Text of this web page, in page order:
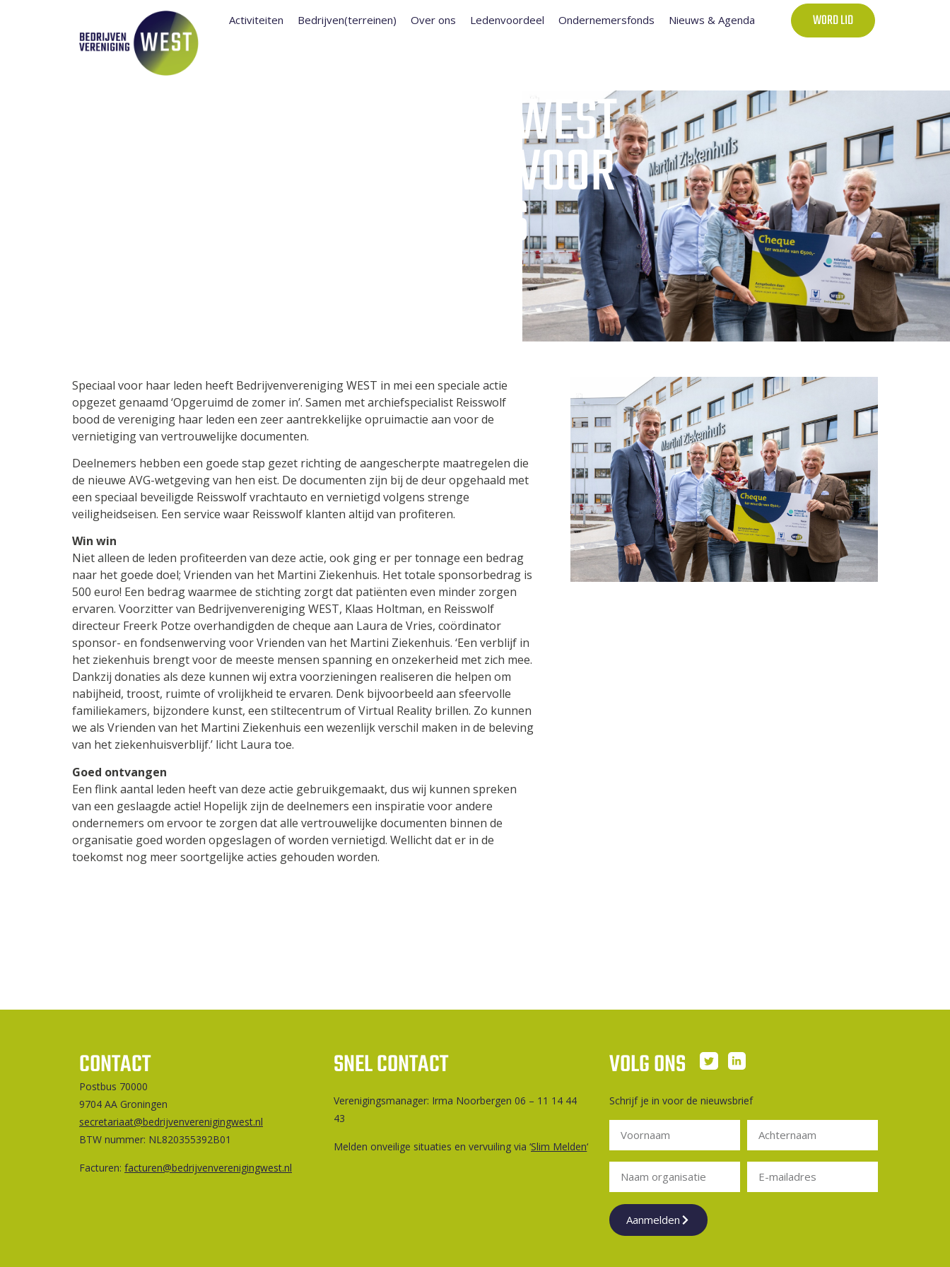
Activiteiten Bedrijven(terreinen) Over ons Ledenvoordeel Ondernemersfonds Nieuws & Agenda WORD LID
BEDRIJVENVERENIGING WEST
EN REISSWOLF IN ACTIE VOOR
HET MARTINIZIEKENHUIS
Speciaal voor haar leden heeft Bedrijvenvereniging WEST in mei een speciale actie
opgezet genaamd ‘Opgeruimd de zomer in’. Samen met archiefspecialist Reisswolf
bood de vereniging haar leden een zeer aantrekkelijke opruimactie aan voor de
vernietiging van vertrouwelijke documenten.
Deelnemers hebben een goede stap gezet richting de aangescherpte maatregelen die
de nieuwe AVG-wetgeving van hen eist. De documenten zijn bij de deur opgehaald met
een speciaal beveiligde Reisswolf vrachtauto en vernietigd volgens strenge
veiligheidseisen. Een service waar Reisswolf klanten altijd van profiteren.
Win win
Niet alleen de leden profiteerden van deze actie, ook ging er per tonnage een bedrag
naar het goede doel; Vrienden van het Martini Ziekenhuis. Het totale sponsorbedrag is
500 euro! Een bedrag waarmee de stichting zorgt dat patiënten even minder zorgen
ervaren. Voorzitter van Bedrijvenvereniging WEST, Klaas Holtman, en Reisswolf
directeur Freerk Potze overhandigden de cheque aan Laura de Vries, coördinator
sponsor- en fondsenwerving voor Vrienden van het Martini Ziekenhuis. ‘Een verblijf in
het ziekenhuis brengt voor de meeste mensen spanning en onzekerheid met zich mee.
Dankzij donaties als deze kunnen wij extra voorzieningen realiseren die helpen om
nabijheid, troost, ruimte of vrolijkheid te ervaren. Denk bijvoorbeeld aan sfeervolle
familiekamers, bijzondere kunst, een stiltecentrum of Virtual Reality brillen. Zo kunnen
we als Vrienden van het Martini Ziekenhuis een wezenlijk verschil maken in de beleving
van het ziekenhuisverblijf.’ licht Laura toe.
Goed ontvangen
Een flink aantal leden heeft van deze actie gebruikgemaakt, dus wij kunnen spreken
van een geslaagde actie! Hopelijk zijn de deelnemers een inspiratie voor andere
ondernemers om ervoor te zorgen dat alle vertrouwelijke documenten binnen de
organisatie goed worden opgeslagen of worden vernietigd. Wellicht dat er in de
toekomst nog meer soortgelijke acties gehouden worden.
CONTACT
Postbus 70000
9704 AA Groningen
secretariaat@bedrijvenverenigingwest.nl
BTW nummer: NL820355392B01
Facturen: facturen@bedrijvenverenigingwest.nl
SNEL CONTACT
Ver­e­ni­gings­ma­na­ger: Irma Noorbergen 06 – 11 14 44
43
Melden onveilige situaties en vervuiling via ‘Slim Melden‘
VOLG ONS
Schrijf je in voor de nieuwsbrief
Aanmelden